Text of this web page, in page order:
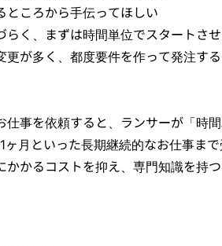
ところから手伝ってほしい
らく、まずは時間単位でスタートさ
更が多く、都度要件を作って発注す
仕事を依頼すると、ランサーが「時
ヶ月といった長期継続的なお仕事まで
かかるコストを抑え、専門知識を持